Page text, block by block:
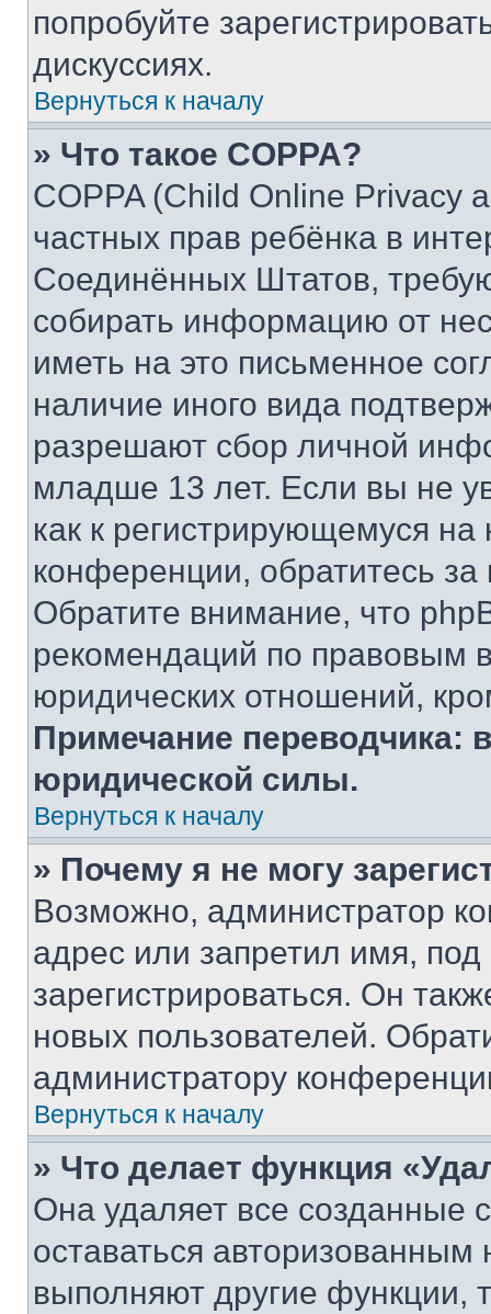
попробуйте
дискуссиях.
Вернуться к началу
» Что такое COPPA?
COPPA (Child Online Privacy
частных прав ребёнка в
Соединённых Штатов,
собирать информацию от
иметь на это письменное
наличие иного вида
разрешают сбор личной
младше 13 лет. Если вы не
как к регистрирующемуся
конференции, обратитесь
Обратите внимание, что
рекомендаций по правовым
юридических отношений,
Примечание переводчика:
юридической силы.
Вернуться к началу
» Почему я не могу
Возможно, администратор
адрес или запретил имя,
зарегистрироваться. Он
новых пользователей.
администратору
Вернуться к началу
» Что делает функция
Она удаляет все созданные
оставаться
выполняют другие функции,